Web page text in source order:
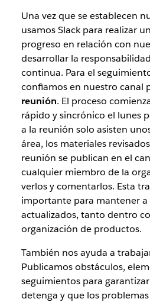
Una vez que se establecen
usamos Slack para realizar
progreso en relación con
desarrollar la
continua. Para el
confiamos en nuestro canal
reunión. El proceso
rápido y sincrónico el lunes
a la reunión solo asisten
área, los materiales
reunión se publican en el
cualquier miembro de la
verlos y comentarlos. Esta
importante para mantener
actualizados, tanto dentro
organización de productos.
También nos ayuda a
Publicamos obstáculos,
seguimientos para
detenga y que los